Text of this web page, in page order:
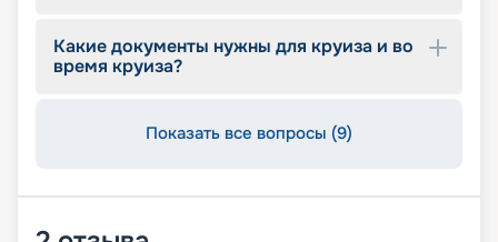
Какие документы нужны для круиза и во
время круиза?
Показать все вопросы (9)